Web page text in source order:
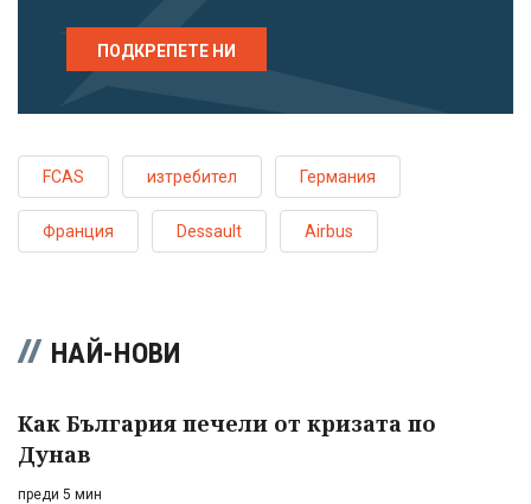
ПОДКРЕПЕТЕ НИ
FCAS изтребител Германия
Франция Dessault Airbus
НАЙ-НОВИ
Как България печели от кризата по
Дунав
преди 5 мин